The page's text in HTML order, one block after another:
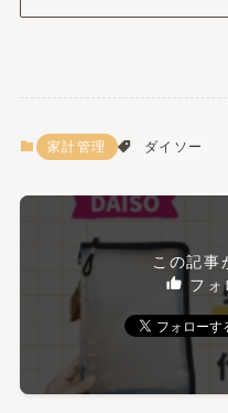
家計管理 ダイソー
この記事
フォ